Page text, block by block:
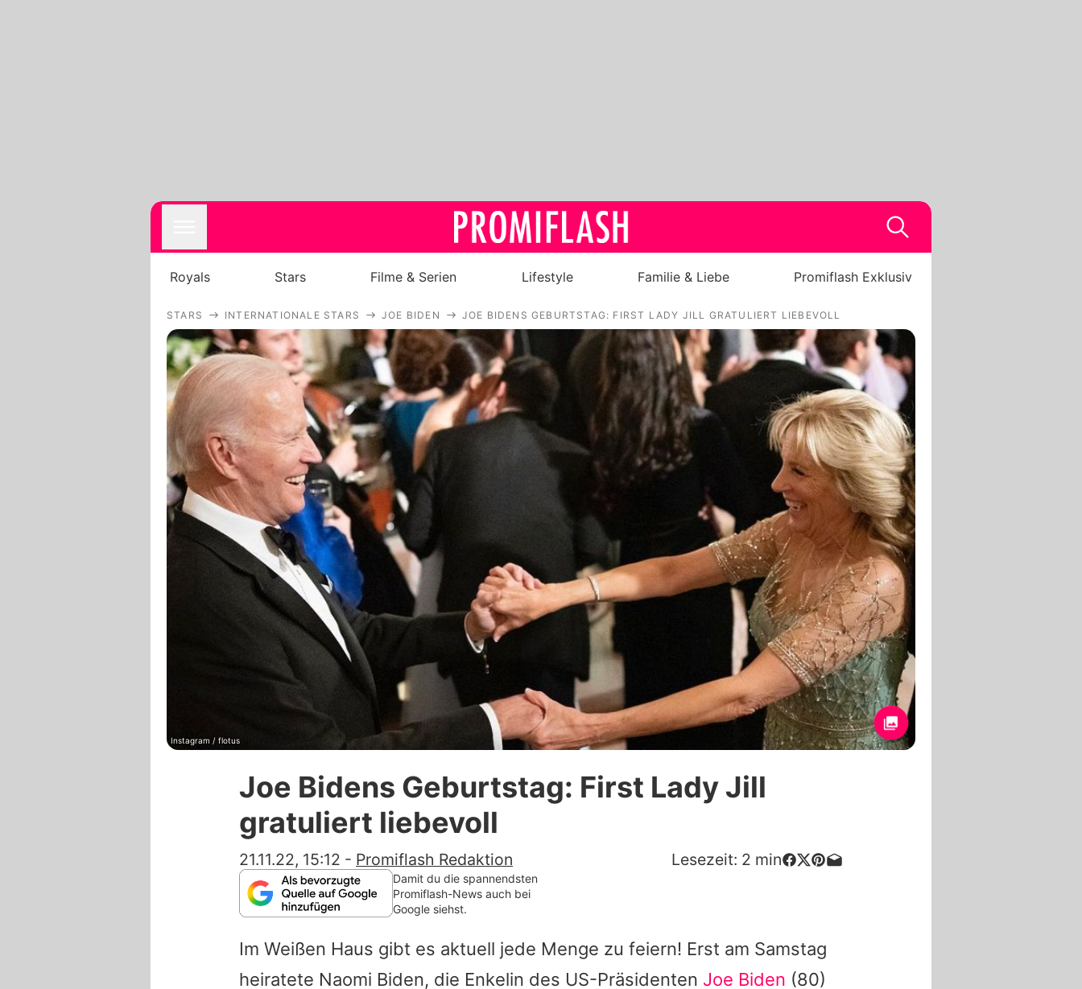
Royals
Stars
Filme & Serien
Lifestyle
Familie & Liebe
Promiflash Exklusiv
Alle Themen auf Promiflash
Jobs
App runterladen
Redaktionelle Richtlinien
Impressum
Datenschutzerklärung
Nutzungsbedingungen
Royals Stars Filme & Serien Lifestyle Familie & Liebe Promiflash Exklusiv
STARS INTERNATIONALE STARS JOE BIDEN JOE BIDENS GEBURTSTAG: FIRST LADY JILL GRATULIERT LIEBEVOLL
Instagram / flotus
Joe Bidens Geburtstag: First Lady Jill
gratuliert liebevoll
21.11.22, 15:12 - Promiflash Redaktion Lesezeit: 2 min
Damit du die spannendsten
Promiflash-News auch bei
Google siehst.
Im Weißen Haus gibt es aktuell jede Menge zu feiern! Erst am Samstag
heiratete Naomi Biden, die Enkelin des US-Präsidenten Joe Biden (80)